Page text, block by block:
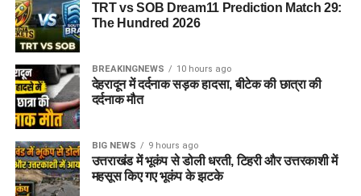
TRT vs SOB Dream11 Prediction Match 29:
The Hundred 2026
BREAKINGNEWS 10 hours ago
देहरादून में दर्दनाक सड़क हादसा, बीटेक की छात्रा की
दर्दनाक मौत
BIG NEWS 9 hours ago
उत्तराखंड में भूकंप से डोली धरती, टिहरी और उत्तरकाशी में
महसूस किए गए भूकंप के झटके